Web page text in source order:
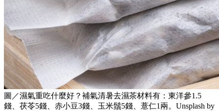
圖／濕氣重吃什麼好？補氣清暑去濕茶材料有：東洋參1.5
錢、茯苓5錢、赤小豆3錢、玉米鬚5錢、薏仁1兩。Unsplash by